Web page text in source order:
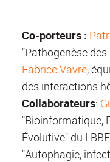
Co-porteurs :
"Pathogenèse
Fabrice Vavre,
des interactions
Collaborateurs:
"Bioinformatique,
Évolutive" du
"Autophagie,